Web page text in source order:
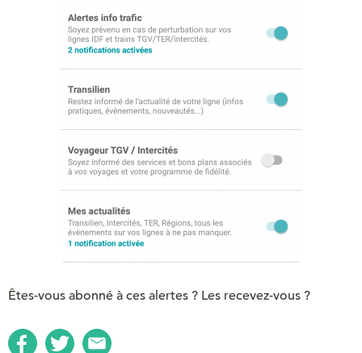
Êtes-vous abonné à ces alertes ? Les recevez-vous ?